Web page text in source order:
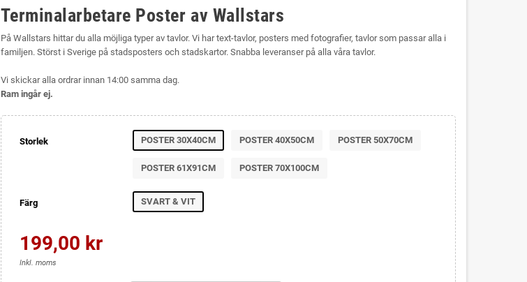
Terminalarbetare Poster av Wallstars
På Wallstars hittar du alla möjliga typer av tavlor. Vi har text-tavlor, posters med fotografier, tavlor som passar alla i
familjen. Störst i Sverige på stadsposters och stadskartor. Snabba leveranser på alla våra tavlor.
Vi skickar alla ordrar innan 14:00 samma dag.
Ram ingår ej.
Storlek POSTER 30X40CM POSTER 40X50CM POSTER 50X70CM
POSTER 61X91CM POSTER 70X100CM
Färg SVART & VIT
199,00 kr
Inkl. moms